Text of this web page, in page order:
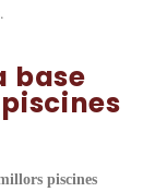
base
piscines